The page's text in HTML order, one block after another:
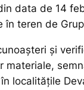
data de 14
în teren de
și
materiale,
localitățile